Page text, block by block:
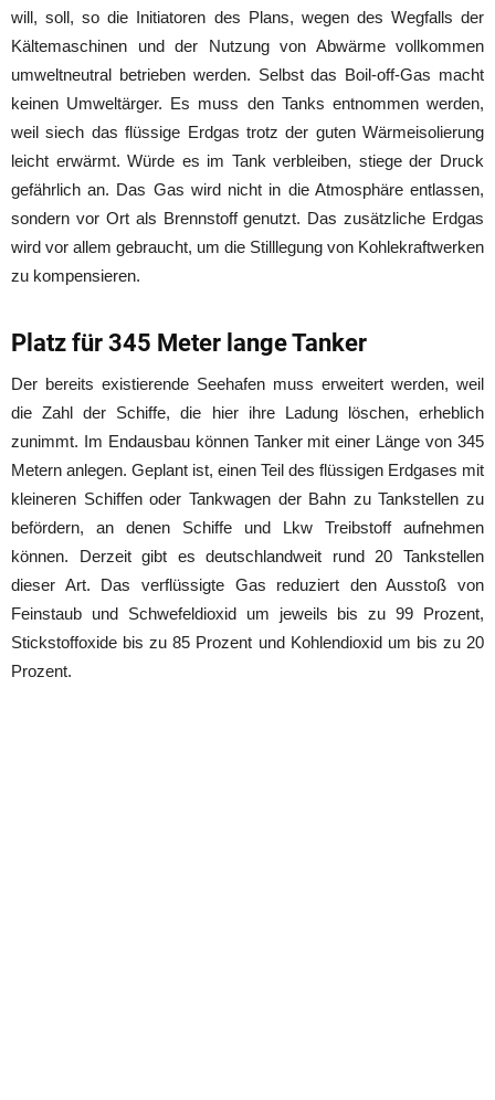
will, soll, so die Initiatoren des Plans, wegen des Wegfalls der
Kältemaschinen und der Nutzung von Abwärme vollkommen
umweltneutral betrieben werden. Selbst das Boil-off-Gas macht
keinen Umweltärger. Es muss den Tanks entnommen werden,
weil siech das flüssige Erdgas trotz der guten Wärmeisolierung
leicht erwärmt. Würde es im Tank verbleiben, stiege der Druck
gefährlich an. Das Gas wird nicht in die Atmosphäre entlassen,
sondern vor Ort als Brennstoff genutzt. Das zusätzliche Erdgas
wird vor allem gebraucht, um die Stilllegung von Kohlekraftwerken
zu kompensieren.
Platz für 345 Meter lange Tanker
Der bereits existierende Seehafen muss erweitert werden, weil
die Zahl der Schiffe, die hier ihre Ladung löschen, erheblich
zunimmt. Im Endausbau können Tanker mit einer Länge von 345
Metern anlegen. Geplant ist, einen Teil des flüssigen Erdgases mit
kleineren Schiffen oder Tankwagen der Bahn zu Tankstellen zu
befördern, an denen Schiffe und Lkw Treibstoff aufnehmen
können. Derzeit gibt es deutschlandweit rund 20 Tankstellen
dieser Art. Das verflüssigte Gas reduziert den Ausstoß von
Feinstaub und Schwefeldioxid um jeweils bis zu 99 Prozent,
Stickstoffoxide bis zu 85 Prozent und Kohlendioxid um bis zu 20
Prozent.